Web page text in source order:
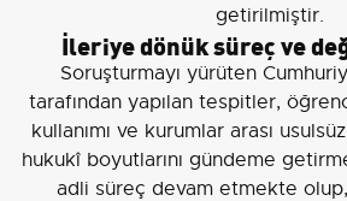
getirilmiştir.
İleriye dönük süreç ve
Soruşturmayı yürüten
tarafından yapılan tespitler,
kullanımı ve kurumlar arası
hukukî boyutlarını gündeme
adli süreç devam etmekte